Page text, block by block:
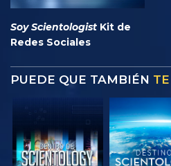
Soy Scientologist Kit de
Redes Sociales
PUEDE QUE TAMBIÉN TE